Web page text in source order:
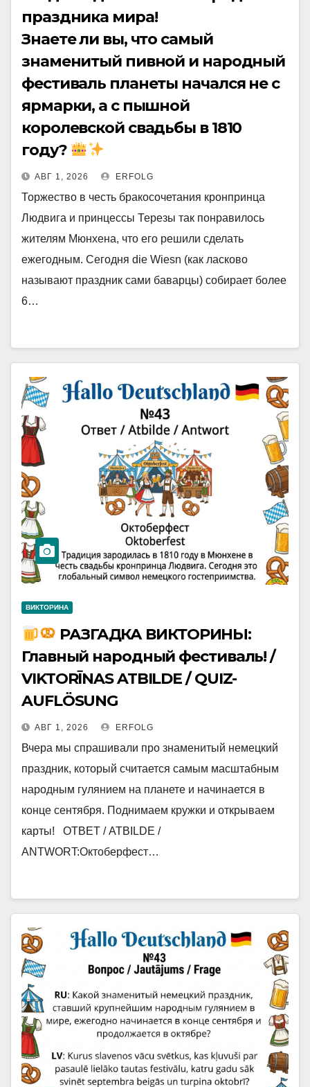
праздника мира!
Знаете ли вы, что самый
знаменитый пивной и народный
фестиваль планеты начался не с
ярмарки, а с пышной
королевской свадьбы в 1810
году?
АВГ 1, 2026 ERFOLG
Торжество в честь бракосочетания кронпринца
Людвига и принцессы Терезы так понравилось
жителям Мюнхена, что его решили сделать
ежегодным. Сегодня die Wiesn (как ласково
называют праздник сами баварцы) собирает более
6…
ВИКТОРИНА
РАЗГАДКА ВИКТОРИНЫ:
Главный народный фестиваль! /
VIKTORĪNAS ATBILDE / QUIZ-
AUFLÖSUNG
АВГ 1, 2026 ERFOLG
Вчера мы спрашивали про знаменитый немецкий
праздник, который считается самым масштабным
народным гулянием на планете и начинается в
конце сентября. Поднимаем кружки и открываем
карты! ОТВЕТ / ATBILDE /
ANTWORT:Октоберфест…